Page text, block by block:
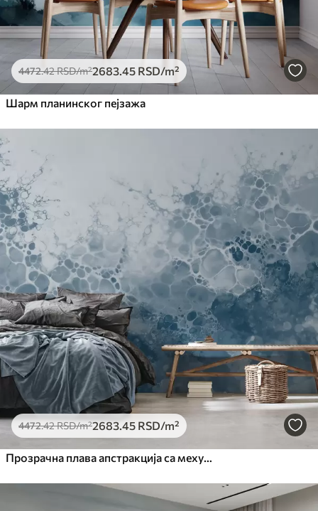
4472.42RSD/m²2683 .45 RSD/m²
Шарм планинског пејзажа
4472.42RSD/m²2683 .45 RSD/m²